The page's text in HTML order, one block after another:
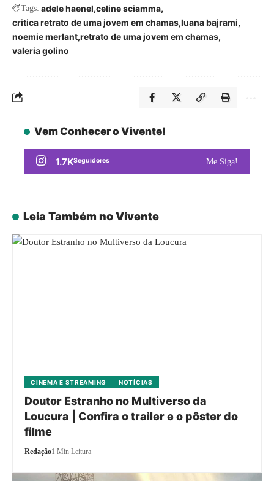
Tags: adele haenel celine sciamma
critica retrato de uma jovem em chamas luana bajrami
noemie merlant retrato de uma jovem em chamas
valeria golino
Vem Conhecer o Vivente!
1.7KSeguidores Me Siga!
Leia Também no Vivente
CINEMA E STREAMING NOTÍCIAS
Doutor Estranho no Multiverso da
Loucura | Confira o trailer e o pôster do
filme
Redação1 Min Leitura